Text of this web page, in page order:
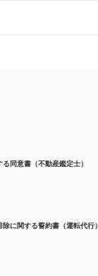
同意書（不動産鑑定士）
に関する誓約書（運転代行）